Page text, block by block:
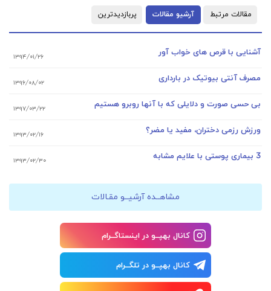
مقالات مرتبط آرشیو مقالات پربازدیدترین
آشنایی با قرص های خواب آور ۱۳۹۴/۰۱/۲۶
مصرف آنتی بیوتیک در بارداری ۱۳۹۶/۰۸/۰۲
بی حسی صورت و دلایلی که با آنها روبرو هستیم ۱۳۹۷/۰۳/۲۲
ورزش رزمی دختران، مفید یا مضر؟ ۱۳۹۳/۰۲/۱۶
3 بیماری پوستی با علایم مشابه ۱۳۹۳/۰۲/۳۰
مشاهــده آرشیــو مقـالات
کانال بهپــو در اینستاگــرام
کانال بهپــو در تلگــرام